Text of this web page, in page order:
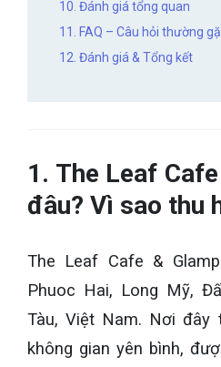
10. Đánh giá tổng quan
11. FAQ – Câu hỏi thường
12. Đánh giá & Tổng kết
1. The Leaf
đâu? Vì sao thu
The Leaf Cafe &
Phuoc Hai, Long Mỹ,
Tàu, Việt Nam. Nơi đây
không gian yên bình,